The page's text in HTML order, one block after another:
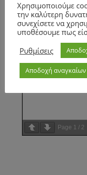
Page 1 / 2
Χρησιμοποιούμε
την καλύτερη
συνεχίσετε να
υποθέσουμε πως
Ρυθμίσεις
Αποδοχή